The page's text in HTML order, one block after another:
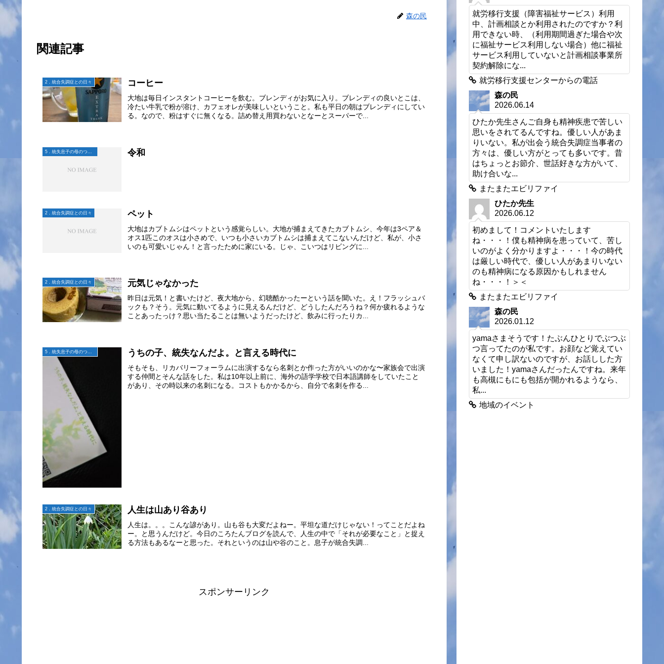
森の民
関連記事
2．統合失調症との日々 コーヒー
大地は毎日インスタントコーヒーを飲む。ブレンディがお気に入り。ブレンディの良いとこは、
冷たい牛乳で粉が溶け、カフェオレが美味しいということ。私も平日の朝はブレンディにしてい
る。なので、粉はすぐに無くなる。詰め替え用買わないとなーとスーパーで...
令和
2．統合失調症との日々 ペット
大地はカブトムシはペットという感覚らしい。大地が捕まえてきたカブトムシ、今年は3ペア＆
オス1匹このオスは小さめで、いつも小さいカブトムシは捕まえてこないんだけど、私が、小さ
いのも可愛いじゃん！と言ったために家にいる。じゃ、こいつはリビングに...
2．統合失調症との日々 元気じゃなかった
昨日は元気！と書いたけど、夜大地から、幻聴酷かったーという話を聞いた。え！フラッシュバ
ックも？そう。元気に動いてるように見えるんだけど、どうしたんだろうね？何か疲れるような
ことあったっけ？思い当たることは無いようだったけど、飲みに行ったりカ...
うちの子、統失なんだよ。と言える時代に
そもそも、リカバリーフォーラムに出演するなら名刺とか作った方がいいのかな〜家族会で出演
する仲間とそんな話をした。私は10年以上前に、海外の語学学校で日本語講師をしていたこと
があり、その時以来の名刺になる。コストもかかるから、自分で名刺を作る...
2．統合失調症との日々 人生は山あり谷あり
人生は。。。こんな諺があり。山も谷も大変だよねー。平坦な道だけじゃない！ってことだよね
ー。と思うんだけど。今日のころたんブログを読んで、人生の中で「それが必要なこと」と捉え
る方法もあるなーと思った。それというのは山や谷のこと。息子が統合失調...
スポンサーリンク
就労移行支援（障害福祉サービス）利用
中、計画相談とか利用されたのですか？利
用できない時、（利用期間過ぎた場合や次
に福祉サービス利用しない場合）他に福祉
サービス利用していないと計画相談事業所
契約解除にな...
就労移行支援センターからの電話
森の民
2026.06.14
ひたか先生さんご自身も精神疾患で苦しい
思いをされてるんですね。優しい人があま
りいない。私が出会う統合失調症当事者の
方々は、優しい方がとっても多いです。昔
はちょっとお節介、世話好きな方がいて、
助け合いな...
またまたエビリファイ
ひたか先生
2026.06.12
初めまして！コメントいたします
ね・・・！僕も精神病を患っていて、苦し
いのがよく分かりますよ・・・！今の時代
は厳しい時代で、優しい人があまりいない
のも精神病になる原因かもしれません
ね・・・！＞＜
またまたエビリファイ
森の民
2026.01.12
yamaさまそうです！たぶんひとりでぶつぶ
つ言ってたのが私です。お顔など覚えてい
なくて申し訳ないのですが、お話しした方
いました！yamaさんだったんですね。来年
も高槻にもにも包括が開かれるようなら、
私...
地域のイベント